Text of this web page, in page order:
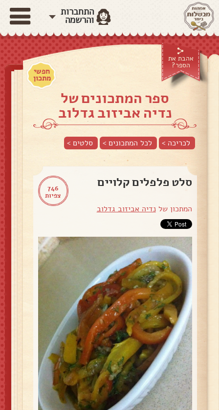
התחברות
והרשמה
אהבת את
הספר?
חפשי
מתכון
ספר המתכונים של
נדיה אביזוב גדלוב
לכריכה > לכל המתכונים > סלטים>
746
צפיות
סלט פלפלים קלויים
המתכון שלנדיה אביזוב גדלוב